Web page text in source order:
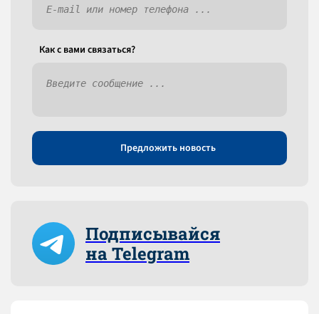
Как c вами связаться?
Предложить новость
Подписывайся
на Telegram